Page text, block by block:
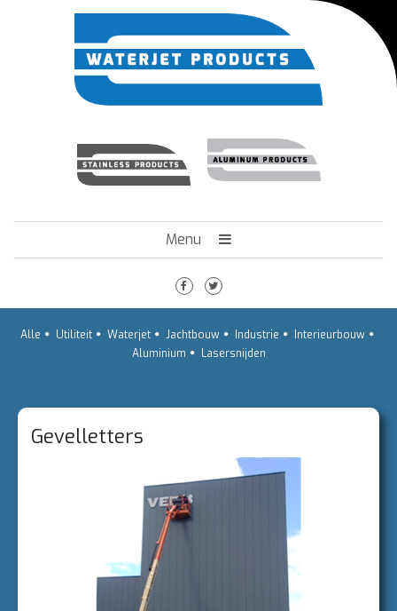
Menu
HET BEDRIJF
TECHNIEK
Alle Utiliteit Waterjet Jachtbouw Industrie
Interieurbouw
Aluminium
Lasersnijden
Gevelletters